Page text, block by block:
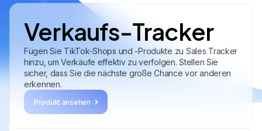
Verkaufs-Tracker
Fügen Sie TikTok-Shops und -Produkte zu Sales Tracker
hinzu, um Verkäufe effektiv zu verfolgen. Stellen Sie
sicher, dass Sie die nächste große Chance vor anderen
erkennen.
Produkt ansehen